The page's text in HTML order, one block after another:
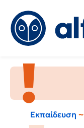
Εκπαίδευση